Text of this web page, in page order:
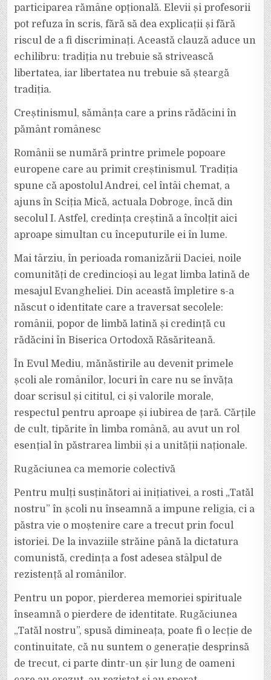
participarea rămâne opțională. Elevii și profesorii
pot refuza în scris, fără să dea explicații și fără
riscul de a fi discriminați. Această clauză aduce un
echilibru: tradiția nu trebuie să strivească
libertatea, iar libertatea nu trebuie să șteargă
tradiția.
Creștinismul, sămânța care a prins rădăcini în
pământ românesc
Românii se numără printre primele popoare
europene care au primit creștinismul. Tradiția
spune că apostolul Andrei, cel întâi chemat, a
ajuns în Sciția Mică, actuala Dobroge, încă din
secolul I. Astfel, credința creștină a încolțit aici
aproape simultan cu începuturile ei în lume.
Mai târziu, în perioada romanizării Daciei, noile
comunități de credincioși au legat limba latină de
mesajul Evangheliei. Din această împletire s-a
născut o identitate care a traversat secolele:
românii, popor de limbă latină și credință cu
rădăcini în Biserica Ortodoxă Răsăriteană.
În Evul Mediu, mănăstirile au devenit primele
școli ale românilor, locuri în care nu se învăța
doar scrisul și cititul, ci și valorile morale,
respectul pentru aproape și iubirea de țară. Cărțile
de cult, tipărite în limba română, au avut un rol
esențial în păstrarea limbii și a unității naționale.
Rugăciunea ca memorie colectivă
Pentru mulți susținători ai inițiativei, a rosti „Tatăl
nostru” în școli nu înseamnă a impune religia, ci a
păstra vie o moștenire care a trecut prin focul
istoriei. De la invaziile străine până la dictatura
comunistă, credința a fost adesea stâlpul de
rezistență al românilor.
Pentru un popor, pierderea memoriei spirituale
înseamnă o pierdere de identitate. Rugăciunea
„Tatăl nostru”, spusă dimineața, poate fi o lecție de
continuitate, că nu suntem o generație desprinsă
de trecut, ci parte dintr-un șir lung de oameni